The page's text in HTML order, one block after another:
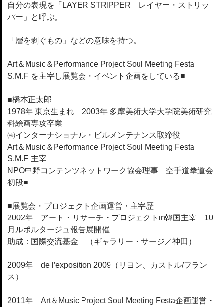
自分の表現を「LAYER STRIPPER レイヤー・ストリッ
パー」と呼ぶ。
「層を剥ぐもの」などの意味を持つ。
Art＆Music＆Performance Project Soul Meeting Festa
S.M.F. を主宰し展覧会・イベント企画をしている■
■橋本正太郎
1978年 東京生まれ 2003年 多摩美術大学大学院美術研究
科絵画専攻卒業
㈱インターナショナル・ビルメンテナンス取締役
Art＆Music＆Performance Project Soul Meeting Festa
S.M.F. 主宰
NPO中野コンテンツネットワーク協会理事 空手道拳道会
初段■
■展覧会・プロジェクト企画運営・主宰歴
2002年 アート・リサーチ・プロジェクトin韓国主宰 10
月ルポルタージュ報告展開催
助成：国際交流基金 （ギャラリー・サージ／神田）
2009年 de l’exposition 2009（リヨン、カストル/フラン
ス）
2011年 Art＆Music Project Soul Meeting Festa企画運営・